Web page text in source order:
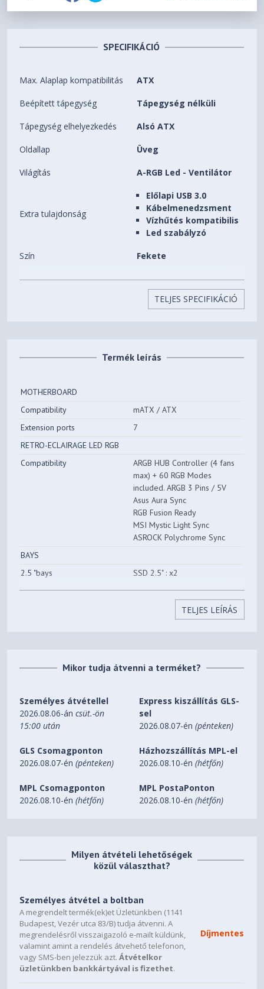
SPECIFIKÁCIÓ
Max. Alaplap kompatibilitás ATX
Beépített tápegység Tápegység nélküli
Tápegység elhelyezkedés Alsó ATX
Oldallap Üveg
Világítás A-RGB Led - Ventilátor
Extra tulajdonság
Előlapi USB 3.0
Kábelmenedzsment
Vízhűtés kompatibilis
Led szabályzó
Szín Fekete
Beépíthető HDD-k (3,5")
száma
0 db
Beépíthető
8 db
Processzorhűtő maximális
320 mm
6 kg
TELJES SPECIFIKÁCIÓ
Termék leírás
MOTHERBOARD
Compatibility
mATX / ATX
Extension ports
7
RETRO-ECLAIRAGE LED RGB
Compatibility
ARGB HUB Controller (4 fans
max) + 60 RGB Modes
included. ARGB 3 Pins / 5V
Asus Aura Sync
RGB Fusion Ready
MSI Mystic Light Sync
ASROCK Polychrome Sync
BAYS
2.5 "bays
SSD 2.5" : x2
Removable 3.5" rack
CONNECTORS
USB 2.0
x2
Direct link to the motherboard
HD Audio (Headphone / Mic)
LED color selector
RGB
Side wall
Made of tempered glass with
Interior color
Black
Exterior color
Black
Case type
SPCC / ABS / Tempered glass
Front
ABS and Glass with integrated
RGB LEDs
Assembling
Management cable: 20mm
TELJES LEÍRÁS
Mikor tudja átvenni a terméket?
Személyes átvétellel
2026.08.06-áncsüt.-ön
15:00 után
Express kiszállítás GLS-
sel
2026.08.07-én(pénteken)
GLS Csomagponton
2026.08.07-én(pénteken)
Házhozszállítás MPL-el
2026.08.10-én(hétfőn)
MPL Csomagponton
2026.08.10-én(hétfőn)
MPL PostaPonton
2026.08.10-én(hétfőn)
Milyen átvételi lehetőségek
közül választhat?
Személyes átvétel a boltban
A megrendelt termék(ek)et Üzletünkben (1141
Budapest, Vezér utca 83/B) tudja átvenni. A
megrendelésről visszaigazoló e-mailt küldünk,
valamint amint a rendelés átvehető telefonon,
vagy SMS-ben jelezzük azt.Átvételkor
üzletünkben bankkártyával is fizethet.
Díjmentes